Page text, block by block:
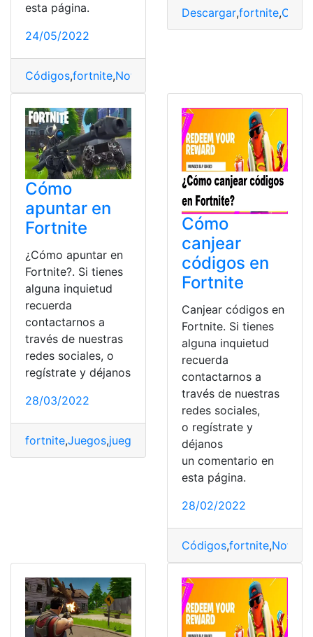
esta página.
24/05/2022
Códigos,fortnite,Noticias
Descargar,fortnite,
Cómo
apuntar en
Fortnite
¿Cómo apuntar en
Fortnite?. Si tienes
alguna inquietud
recuerda
contactarnos a
través de nuestras
redes sociales, o
regístrate y déjanos
28/03/2022
fortnite,Juegos,juegos online Modo,Tecnología
Cómo
canjear
códigos en
Fortnite
Canjear códigos en
Fortnite. Si tienes
alguna inquietud
recuerda
contactarnos a
través de nuestras
redes sociales,
o regístrate y
déjanos
un comentario en
esta página.
28/02/2022
Códigos,fortnite,